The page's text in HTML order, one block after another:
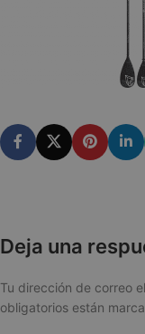
Deja una
Tu dirección de correo
obligatorios están